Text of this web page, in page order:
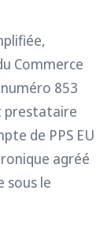
Commerce
853
prestataire
de PPS EU
agréé
sous le